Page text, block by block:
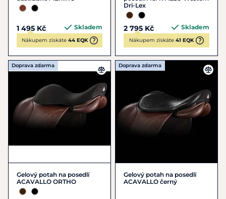
1 495 Kč Skladem
Nákupem získáte 44 EQK
Dri-Lex
2 795 Kč Skladem
Nákupem získáte 41 EQK
Doprava zdarma
Gelový potah na posedlí
ACAVALLO ORTHO
Doprava zdarma
Gelový potah na posedlí
ACAVALLO černý